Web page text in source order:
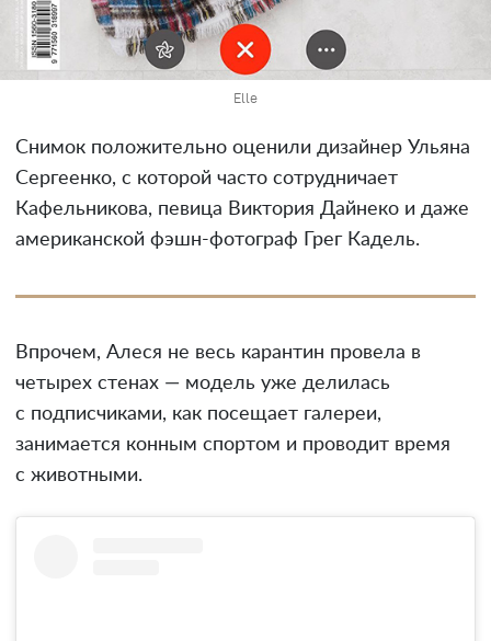
Elle
Снимок положительно оценили дизайнер Ульяна
Сергеенко, с которой часто сотрудничает
Кафельникова, певица Виктория Дайнеко и даже
американской фэшн-фотограф Грег Кадель.
Впрочем, Алеся не весь карантин провела в
четырех стенах — модель уже делилась
с подписчиками, как посещает галереи,
занимается конным спортом и проводит время
с животными.